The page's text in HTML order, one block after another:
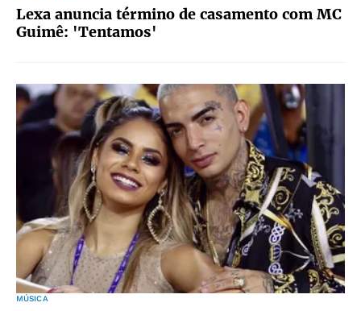
Lexa anuncia término de casamento com MC
Guimê: 'Tentamos'
MÚSICA